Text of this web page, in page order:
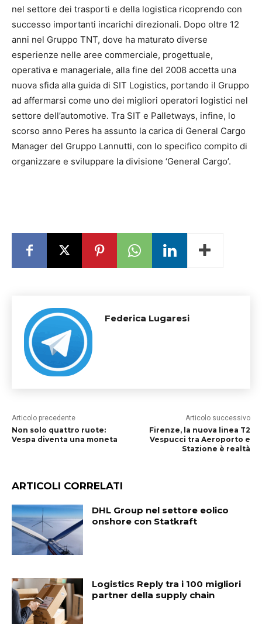
nel settore dei trasporti e della logistica ricoprendo con
successo importanti incarichi direzionali. Dopo oltre 12
anni nel Gruppo TNT, dove ha maturato diverse
esperienze nelle aree commerciale, progettuale,
operativa e manageriale, alla fine del 2008 accetta una
nuova sfida alla guida di SIT Logistics, portando il Gruppo
ad affermarsi come uno dei migliori operatori logistici nel
settore dell’automotive. Tra SIT e Palletways, infine, lo
scorso anno Peres ha assunto la carica di General Cargo
Manager del Gruppo Lannutti, con lo specifico compito di
organizzare e sviluppare la divisione ‘General Cargo’.
Federica Lugaresi
Articolo precedente
Non solo quattro ruote:
Vespa diventa una moneta
Articolo successivo
Firenze, la nuova linea T2
Vespucci tra Aeroporto e
Stazione è realtà
ARTICOLI CORRELATI
DHL Group nel settore eolico
onshore con Statkraft
Logistics Reply tra i 100 migliori
partner della supply chain